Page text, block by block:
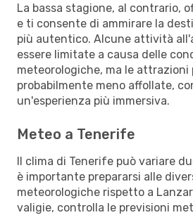
La bassa stagione, al contrario,
e ti consente di ammirare la
più autentico. Alcune attività
essere limitate a causa delle
meteorologiche, ma le attrazioni
probabilmente meno affollate,
un'esperienza più immersiva.
Meteo a Tenerife
Il clima di Tenerife può variare
è importante prepararsi alle
meteorologiche rispetto a
valigie, controlla le previsioni